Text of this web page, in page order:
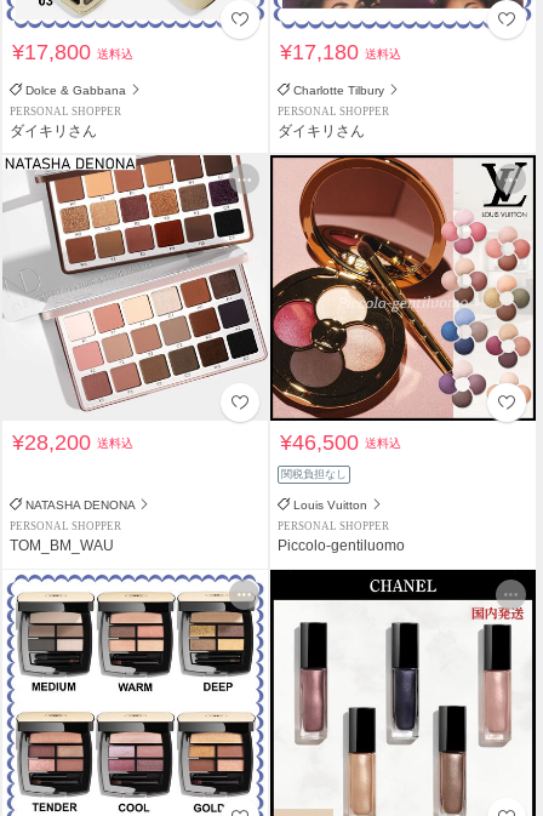
¥17,800送料込
Dolce & Gabbana
PERSONAL SHOPPER
ダイキリさん
¥17,180送料込
Charlotte Tilbury
PERSONAL SHOPPER
ダイキリさん
¥28,200送料込
NATASHA DENONA
PERSONAL SHOPPER
TOM_BM_WAU
¥46,500送料込
関税負担なし
Louis Vuitton
PERSONAL SHOPPER
Piccolo-gentiluomo